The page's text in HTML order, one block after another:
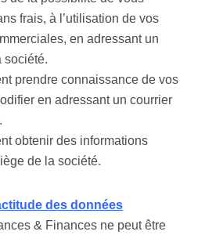
frais, à l’utilisation de vos
en adressant un
société.
prendre connaissance de vos
en adressant un courrier
obtenir des informations
de la société.
des données
& Finances ne peut être